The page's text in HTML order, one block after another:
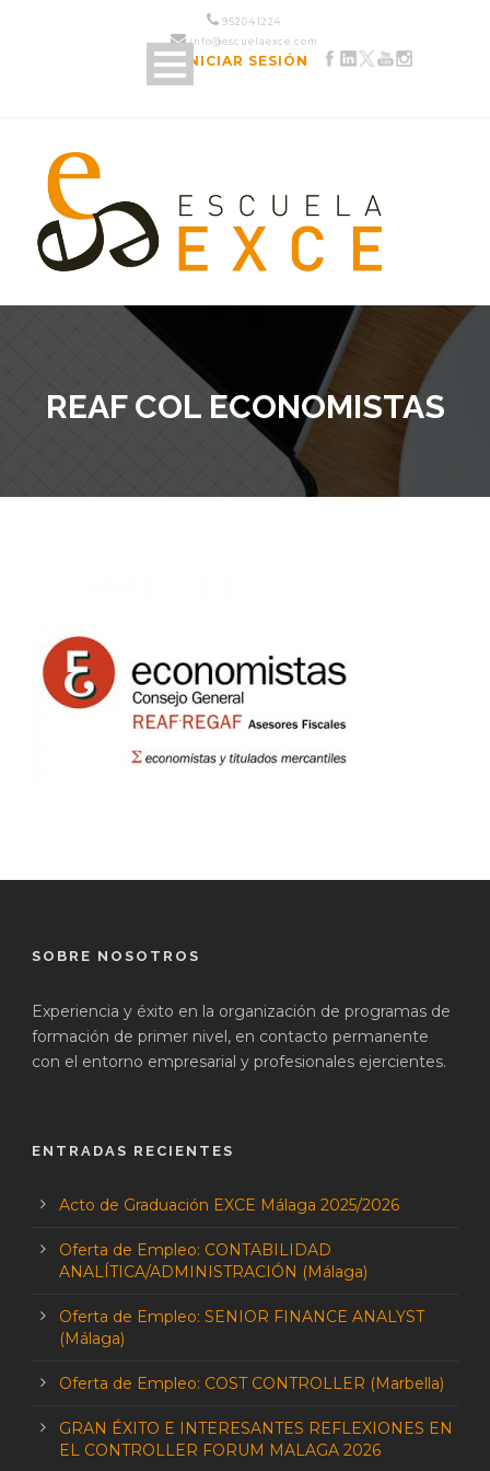
952 04 12 24
info@escuelaexce.com
INICIAR SESIÓN
REAF COL ECONOMISTAS
SOBRE NOSOTROS
Experiencia y éxito en la organización de programas de
formación de primer nivel, en contacto permanente
con el entorno empresarial y profesionales ejercientes.
ENTRADAS RECIENTES
Acto de Graduación EXCE Málaga 2025/2026
Oferta de Empleo: CONTABILIDAD
ANALÍTICA/ADMINISTRACIÓN (Málaga)
Oferta de Empleo: SENIOR FINANCE ANALYST
(Málaga)
Oferta de Empleo: COST CONTROLLER (Marbella)
GRAN ÉXITO E INTERESANTES REFLEXIONES EN
EL CONTROLLER FORUM MALAGA 2026